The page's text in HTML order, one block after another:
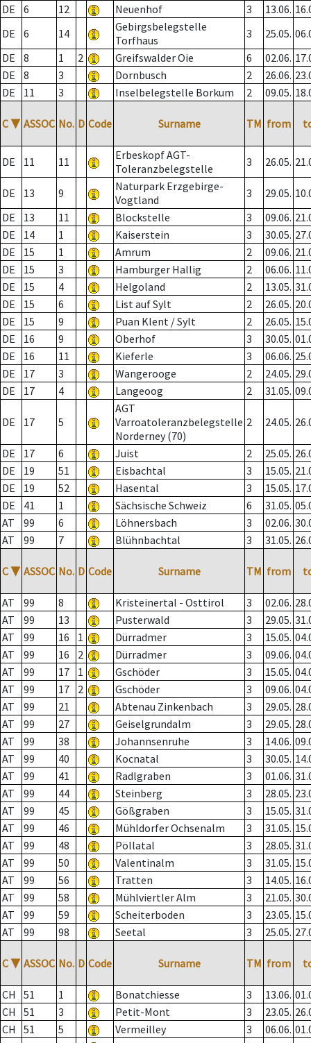
DE
6 12 Neuenhof 3 13.06.
DE
6 14
Gebirgsbelegstelle
Torfhaus
3 25.05.
DE
8 1 2 Greifswalder Oie 6 02.06.
DE
8 3 Dornbusch 2 26.06.
DE
11 3 Inselbelegstelle Borkum 2 09.05.
C ▼ ASSOC No. D Code Surname TM from
DE 11 11
Erbeskopf AGT-
Toleranzbelegstelle
3 26.05.
DE 13 9
Naturpark Erzgebirge-
Vogtland
3 29.05.
DE
13 11 Blockstelle 3 09.06.
DE
14 1 Kaiserstein 3 30.05.
DE
15 1 Amrum 2 09.06.
DE
15 3 Hamburger Hallig 2 06.06.
DE
15 4 Helgoland 2 13.05.
DE
15 6 List auf Sylt 2 26.05.
DE
15 9 Puan Klent / Sylt 2 26.05.
DE
16 9 Oberhof 3 30.05.
DE
16 11 Kieferle 3 06.06.
DE
17 3 Wangerooge 2 24.05.
DE
17 4 Langeoog 2 31.05.
DE 17 5
AGT
Varroatoleranzbelegstelle
Norderney (70)
2 24.05.
DE 17 6 Juist 2 25.05.
DE
19 51 Eisbachtal 3 15.05.
DE
19 52 Hasental 3 15.05.
DE
41 1 Sächsische Schweiz 6 31.05.
AT
99 6 Löhnersbach 3 02.06.
AT
99 7 Blühnbachtal 3 31.05.
C ▼ ASSOC No. D Code Surname TM from
AT 99 8 Kristeinertal - Osttirol 3 02.06.
AT
99 13 Pusterwald 3 29.05.
AT
99 16 1 Dürradmer 3 15.05.
AT
99 16 2 Dürradmer 3 09.06.
AT
99 17 1 Gschöder 3 15.05.
AT
99 17 2 Gschöder 3 09.06.
AT
99 21 Abtenau Zinkenbach 3 29.05.
AT
99 27 Geiselgrundalm 3 29.05.
AT
99 38 Johannsenruhe 3 14.06.
AT
99 40 Kocnatal 3 30.05.
AT
99 41 Radlgraben 3 01.06.
AT
99 44 Steinberg 3 28.05.
AT
99 45 Gößgraben 3 15.05.
AT
99 46 Mühldorfer Ochsenalm 3 31.05.
AT
99 48 Pöllatal 3 28.05.
AT
99 50 Valentinalm 3 31.05.
AT
99 56 Tratten 3 14.05.
AT
99 58 Mühlviertler Alm 3 21.05.
AT
99 59 Scheiterboden 3 23.05.
AT
99 98 Seetal 3 25.05.
C ▼ ASSOC No. D Code Surname TM from
CH 51 1 Bonatchiesse 3 13.06.
CH
51 3 Petit-Mont 3 23.05.
CH
51 5 Vermeilley 3 06.06.